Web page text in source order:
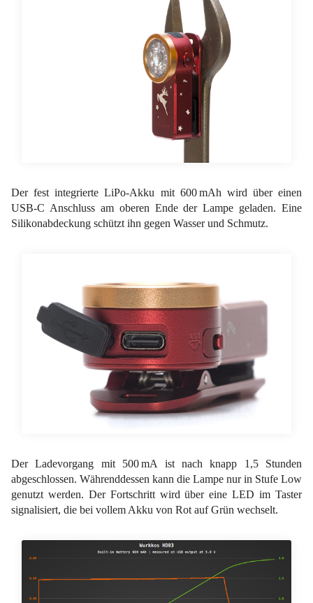
Der fest integrierte LiPo-Akku mit 600 mAh wird über einen
USB-C Anschluss am oberen Ende der Lampe geladen. Eine
Silikonabdeckung schützt ihn gegen Wasser und Schmutz.
Der Ladevorgang mit 500 mA ist nach knapp 1,5 Stunden
abgeschlossen. Währenddessen kann die Lampe nur in Stufe Low
genutzt werden. Der Fortschritt wird über eine LED im Taster
signalisiert, die bei vollem Akku von Rot auf Grün wechselt.